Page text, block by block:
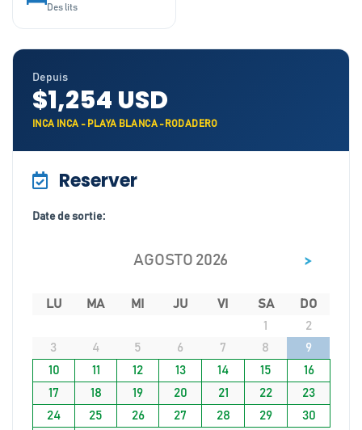
Des lits
Depuis
$1,254 USD
INCA INCA - PLAYA BLANCA -RODADERO
Reserver
Date de sortie:
AGOSTO 2026 >
LU MA MI JU VI SA
DO
1
2
3
4 5 6 7 8
9
10
11 12 13 14 15
16
17
18 19 20 21 22
23
24
25 26 27 28 29
30